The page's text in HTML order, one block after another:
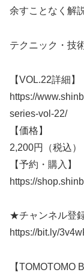
余すことなく解
テクニック・技
【VOL.22詳細】
https://
series-vol-22/
【価格】
2,200円（税込）
【予約・購入】
https://
★チャンネル登
https://bit.ly/
【TOMOTOMO